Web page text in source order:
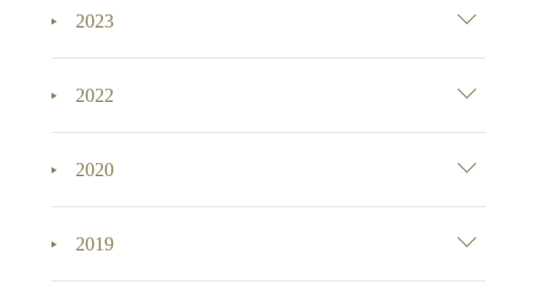
2023
2022
2020
2019